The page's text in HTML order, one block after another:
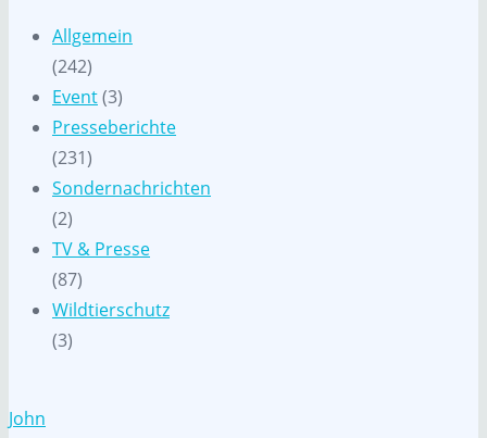
Allgemein
(242)
Event(3)
Presseberichte
(231)
Sondernachrichten
(2)
TV & Presse
(87)
Wildtierschutz
(3)
John